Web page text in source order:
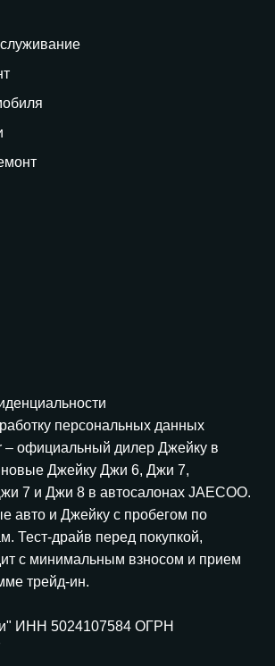
персональных данных
– официальный дилер Джейку в
новые Джейку Джи 6, Джи 7,
7 и Джи 8 в автосалонах JAECOO.
авто и Джейку с пробегом по
Тест-драйв перед покупкой,
с минимальным взносом и прием
трейд-ин.
ИНН 5024107584 ОГРН